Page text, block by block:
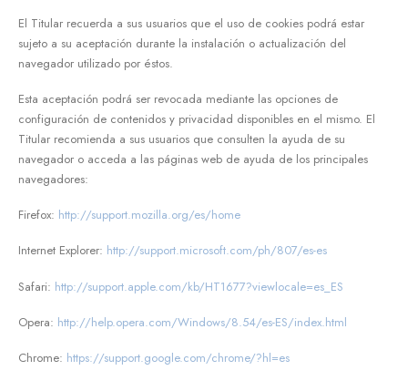
El Titular recuerda a sus usuarios que el uso de cookies podrá estar
sujeto a su aceptación durante la instalación o actualización del
navegador utilizado por éstos.
Esta aceptación podrá ser revocada mediante las opciones de
configuración de contenidos y privacidad disponibles en el mismo. El
Titular recomienda a sus usuarios que consulten la ayuda de su
navegador o acceda a las páginas web de ayuda de los principales
navegadores:
Firefox: http://support.mozilla.org/es/home
Internet Explorer: http://support.microsoft.com/ph/807/es-es
Safari: http://support.apple.com/kb/HT1677?viewlocale=es_ES
Opera: http://help.opera.com/Windows/8.54/es-ES/index.html
Chrome: https://support.google.com/chrome/?hl=es